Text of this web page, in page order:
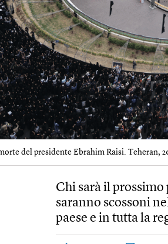
del presidente Ebrahim Raisi. Teheran,
Chi sarà il
saranno scossoni
paese e in tutta la